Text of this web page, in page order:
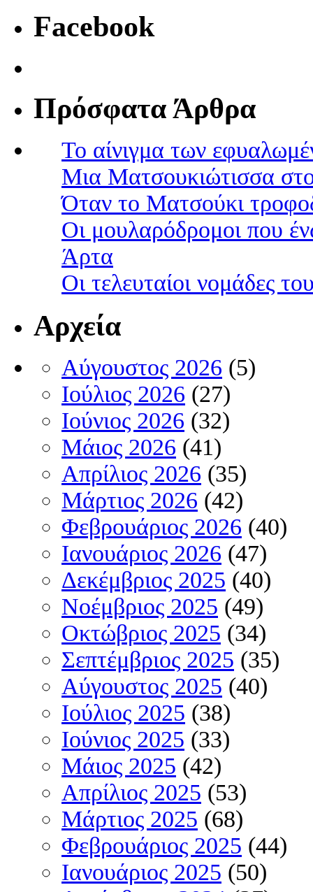
Facebook
Πρόσφατα Άρθρα
Το αίνιγμα των
Μια Ματσουκιώτισσα
Όταν το Ματσούκι
Οι μουλαρόδρομοι που
Άρτα
Οι τελευταίοι νομάδες
Αρχεία
Αύγουστος 2026 (5)
Ιούλιος 2026 (27)
Ιούνιος 2026 (32)
Μάιος 2026 (41)
Απρίλιος 2026 (35)
Μάρτιος 2026 (42)
Φεβρουάριος 2026 (40)
Ιανουάριος 2026 (47)
Δεκέμβριος 2025 (40)
Νοέμβριος 2025 (49)
Οκτώβριος 2025 (34)
Σεπτέμβριος 2025 (35)
Αύγουστος 2025 (40)
Ιούλιος 2025 (38)
Ιούνιος 2025 (33)
Μάιος 2025 (42)
Απρίλιος 2025 (53)
Μάρτιος 2025 (68)
Φεβρουάριος 2025 (44)
Ιανουάριος 2025 (50)